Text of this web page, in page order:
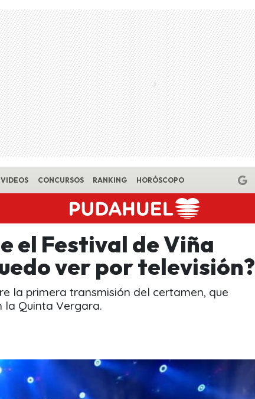
VIDEOS CONCURSOS RANKING HORÓSCOPO
el Festival de Viña
ver por televisión?
la primera transmisión del certamen, que
la Quinta Vergara.